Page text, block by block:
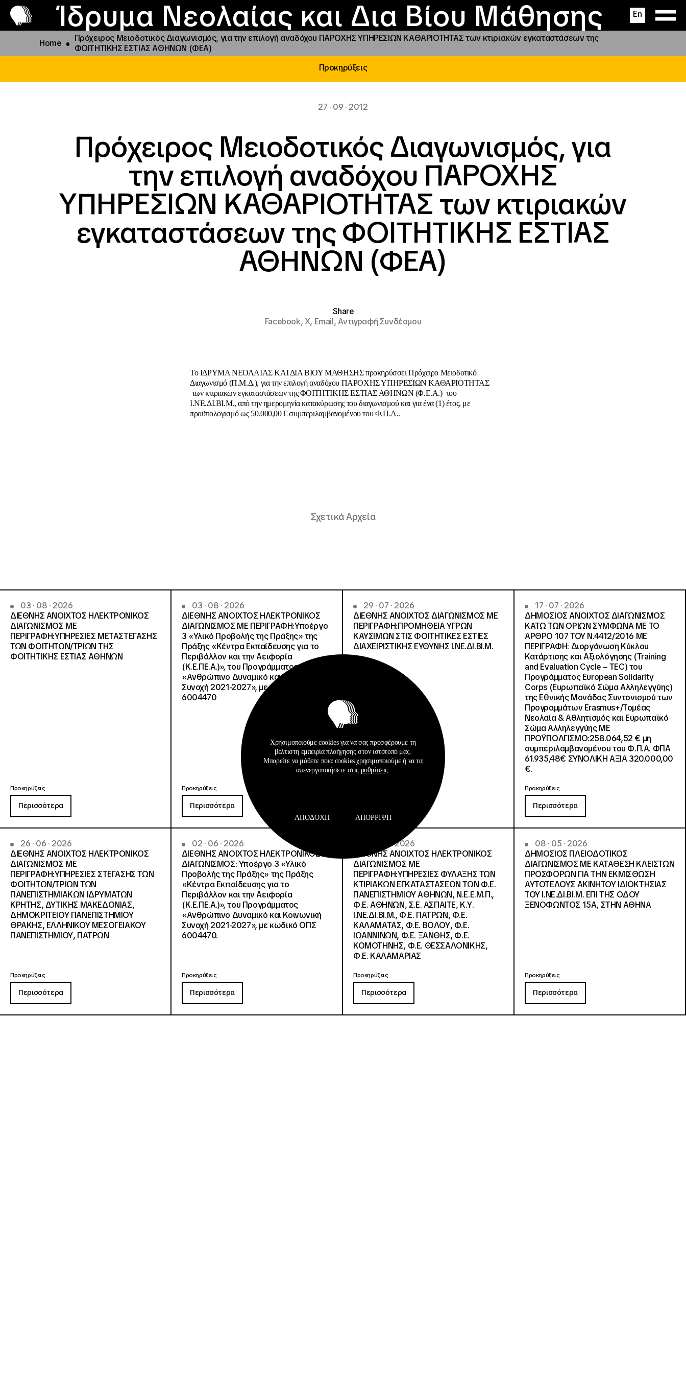
Ίδρυμα Νεολαίας και Δια Βίου Μάθησης En
Το ΙΝΕΔΙΒΙΜ
Προγράμματα και δράσεις
Φοιτητικές Εστίες
Παραχώρηση αιγίδας
Νέα
Επικοινωνία
Home
Πρόχειρος Μειοδοτικός Διαγωνισμός, για την επιλογή αναδόχου ΠΑΡΟΧΗΣ ΥΠΗΡΕΣΙΩΝ ΚΑΘΑΡΙΟΤΗΤΑΣ των κτιριακών εγκαταστάσεων της
ΦΟΙΤΗΤΙΚΗΣ ΕΣΤΙΑΣ ΑΘΗΝΩΝ (ΦΕΑ)
Προκηρύξεις
27 · 09 · 2012
Πρόχειρος Μειοδοτικός Διαγωνισμός, για
την επιλογή αναδόχου ΠΑΡΟΧΗΣ
ΥΠΗΡΕΣΙΩΝ ΚΑΘΑΡΙΟΤΗΤΑΣ των κτιριακών
εγκαταστάσεων της ΦΟΙΤΗΤΙΚΗΣ ΕΣΤΙΑΣ
ΑΘΗΝΩΝ (ΦΕΑ)
Share
Facebook,X, Email,Αντιγραφή Συνδέσμου
Το ΙΔΡΥΜΑ ΝΕΟΛΑΙΑΣ ΚΑΙ ΔΙΑ ΒΙΟΥ ΜΑΘΗΣΗΣ προκηρύσσει Πρόχειρο Μειοδοτικό
Διαγωνισμό (Π.Μ.Δ.), για την επιλογή αναδόχου ΠΑΡΟΧΗΣ ΥΠΗΡΕΣΙΩΝ ΚΑΘΑΡΙΟΤΗΤΑΣ
των κτιριακών εγκαταστάσεων της ΦΟΙΤΗΤΙΚΗΣ ΕΣΤΙΑΣ ΑΘΗΝΩΝ (Φ.Ε.Α.) του
Ι.ΝΕ.ΔΙ.ΒΙ.Μ., από την ημερομηνία κατακύρωσης του διαγωνισμού και για ένα (1) έτος, με
προϋπολογισμό ως 50.000,00 € συμπεριλαμβανομένου του Φ.Π.Α..
Σχετικά Αρχεία
03 · 08 · 2026
ΔΙΕΘΝΗΣ ΑΝΟΙΧΤΟΣ ΗΛΕΚΤΡΟΝΙΚΟΣ
ΔΙΑΓΩΝΙΣΜΟΣ ΜΕ
ΠΕΡΙΓΡΑΦΗ:ΥΠΗΡΕΣΙΕΣ METAΣΤΕΓΑΣΗΣ
ΤΩΝ ΦΟΙΤΗΤΩΝ/ΤΡΙΩΝ ΤΗΣ
ΦΟΙΤΗΤΙΚΗΣ ΕΣΤΙΑΣ ΑΘΗΝΩΝ
Προκηρύξεις
Περισσότερα
03 · 08 · 2026
ΔΙΕΘΝΗΣ ΑΝΟΙΧΤΟΣ ΗΛΕΚΤΡΟΝΙΚΟΣ
ΔΙΑΓΩΝΙΣΜΟΣ ΜΕ ΠΕΡΙΓΡΑΦΗ:Υποέργο
3 «Υλικό Προβολής της Πράξης» της
Πράξης «Κέντρα Εκπαίδευσης για το
Περιβάλλον και την Αειφορία
(Κ.Ε.ΠΕ.Α.)», του Προγράμματος
«Ανθρώπινο Δυναμικό και Κοινωνική
Συνοχή 2021-2027», με κωδικό ΟΠΣ
6004470
Προκηρύξεις
Περισσότερα
29 · 07 · 2026
ΔΙΕΘΝΗΣ ΑΝΟΙΧΤΟΣ ΔΙΑΓΩΝΙΣΜΟΣ ΜΕ
ΠΕΡΙΓΡΑΦΗ:ΠΡΟΜΗΘΕΙΑ ΥΓΡΩΝ
ΚΑΥΣΙΜΩΝ ΣΤΙΣ ΦΟΙΤΗΤΙΚΕΣ ΕΣΤΙΕΣ
ΔΙΑΧΕΙΡΙΣΤΙΚΗΣ ΕΥΘΥΝΗΣ Ι.ΝΕ.ΔΙ.ΒΙ.Μ.
17 · 07 · 2026
ΔΗΜΟΣΙΟΣ ΑΝΟΙΧΤΟΣ ΔΙΑΓΩΝΙΣΜΟΣ
ΚΑΤΩ ΤΩΝ ΟΡΙΩΝ ΣΥΜΦΩΝΑ ΜΕ ΤΟ
ΑΡΘΡΟ 107 ΤΟΥ Ν.4412/2016 ΜΕ
ΠΕΡΙΓΡΑΦΗ: Διοργάνωση Κύκλου
Κατάρτισης και Αξιολόγησης (Training
and Evaluation Cycle – TEC) του
Προγράμματος European Solidarity
Corps (Ευρωπαϊκό Σώμα Αλληλεγγύης)
της Εθνικής Μονάδας Συντονισμού των
Προγραμμάτων Erasmus+/Τομέας
Νεολαία & Αθλητισμός και Ευρωπαϊκό
Σώμα Αλληλεγγύης ΜΕ
ΠΡΟΫΠΟΛΓΙΣΜΟ:258.064,52 € μη
συμπεριλαμβανομένου του Φ.Π.Α. ΦΠΑ
61.935,48€ ΣΥΝΟΛΙΚΗ ΑΞΙΑ 320.000,00
€.
Προκηρύξεις
Περισσότερα
26 · 06 · 2026
ΔΙΕΘΝΗΣ ΑΝΟΙΧΤΟΣ ΗΛΕΚΤΡΟΝΙΚΟΣ
ΔΙΑΓΩΝΙΣΜΟΣ ΜΕ
ΠΕΡΙΓΡΑΦΗ:ΥΠΗΡΕΣΙΕΣ ΣΤΕΓΑΣΗΣ ΤΩΝ
ΦΟΙΤΗΤΩΝ/ΤΡΙΩΝ ΤΩΝ
ΠΑΝΕΠΙΣΤΗΜΙΑΚΩΝ ΙΔΡΥΜΑΤΩΝ
KΡΗΤΗΣ, ΔΥΤΙΚΗΣ ΜΑΚΕΔΟΝΙΑΣ,
ΔΗΜΟΚΡΙΤΕΙΟΥ ΠΑΝΕΠΙΣΤΗΜΙΟΥ
ΘΡΑΚΗΣ, ΕΛΛΗΝΙΚΟΥ ΜΕΣΟΓΕΙΑΚΟΥ
ΠΑΝΕΠΙΣΤΗΜΙΟΥ, ΠΑΤΡΩΝ
Προκηρύξεις
Περισσότερα
02 · 06 · 2026
ΔΙΕΘΝΗΣ ΑΝΟΙΧΤΟΣ ΗΛΕΚΤΡΟΝΙΚΟΣ
ΔΙΑΓΩΝΙΣΜΟΣ: Υποέργο 3 «Υλικό
Προβολής της Πράξης» της Πράξης
«Κέντρα Εκπαίδευσης για το
Περιβάλλον και την Αειφορία
(Κ.Ε.ΠΕ.Α.)», του Προγράμματος
«Ανθρώπινο Δυναμικό και Κοινωνική
Συνοχή 2021-2027», με κωδικό ΟΠΣ
6004470.
Προκηρύξεις
Περισσότερα
26 · 05 · 2026
ΔΙΕΘΝΗΣ ΑΝΟΙΧΤΟΣ ΗΛΕΚΤΡΟΝΙΚΟΣ
ΔΙΑΓΩΝΙΣΜΟΣ ΜΕ
ΠΕΡΙΓΡΑΦΗ:ΥΠΗΡΕΣΙΕΣ ΦΥΛΑΞΗΣ ΤΩΝ
ΚΤΙΡΙΑΚΩΝ ΕΓΚΑΤΑΣΤΑΣΕΩΝ ΤΩΝ Φ.Ε.
ΠΑΝΕΠΙΣΤΗΜΙΟΥ ΑΘΗΝΩΝ, Ν.Ε.Ε.Μ.Π.,
Φ.Ε. ΑΘΗΝΩΝ, Σ.Ε. ΑΣΠΑΙΤΕ, Κ.Υ.
Ι.ΝΕ.ΔΙ.ΒΙ.Μ., Φ.Ε. ΠΑΤΡΩΝ, Φ.Ε.
ΚΑΛΑΜΑΤΑΣ, Φ.Ε. ΒΟΛΟΥ, Φ.Ε.
ΙΩΑΝΝΙΝΩΝ, Φ.Ε. ΞΑΝΘΗΣ, Φ.Ε.
ΚΟΜΟΤΗΝΗΣ, Φ.Ε. ΘΕΣΣΑΛΟΝΙΚΗΣ,
Φ.Ε. ΚΑΛΑΜΑΡΙΑΣ
Προκηρύξεις
Περισσότερα
08 · 05 · 2026
ΔΗΜΟΣΙΟΣ ΠΛΕΙΟΔΟΤΙΚΟΣ
ΔΙΑΓΩΝΙΣΜΟΣ ΜΕ ΚΑΤΑΘΕΣΗ ΚΛΕΙΣΤΩΝ
ΠΡΟΣΦΟΡΩΝ ΓΙΑ ΤΗΝ ΕΚΜΙΣΘΩΣΗ
ΑΥΤΟΤΕΛΟΥΣ ΑΚΙΝΗΤΟΥ ΙΔΙΟΚΤΗΣΙΑΣ
ΤΟΥ Ι.ΝΕ.ΔΙ.ΒΙ.Μ. ΕΠΙ ΤΗΣ ΟΔΟΥ
ΞΕΝΟΦΩΝΤΟΣ 15Α, ΣΤΗΝ ΑΘΗΝΑ
Προκηρύξεις
Περισσότερα
Χρησιμοποιούμε cookies για να σας προσφέρουμε τη
βέλτιστη εμπειρία πλοήγησης στον ιστότοπό μας.
Μπορείτε να μάθετε ποια cookies χρησιμοποιούμε ή να τα
απενεργοποιήσετε στις ρυθμίσεις
ΑΠΟΔΟΧΉ ΑΠΌΡΡΙΨΗ